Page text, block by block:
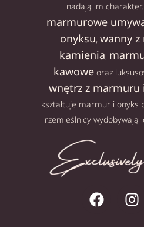
nadają im
marmurowe
onyksu, wanny
kamienia,
kawoweoraz
wnętrz z marmuru
kształtuje marmur i onyks
rzemieślnicy wydobywają